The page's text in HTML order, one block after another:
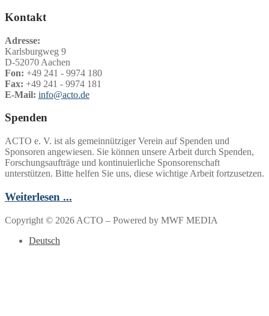
Kontakt
Adresse:
Karlsburgweg 9
D-52070 Aachen
Fon: +49 241 - 9974 180
Fax: +49 241 - 9974 181
E-Mail: info@acto.de
Spenden
ACTO e. V. ist als gemeinnütziger Verein auf Spenden und
Sponsoren angewiesen. Sie können unsere Arbeit durch Spenden,
Forschungsaufträge und kontinuierliche Sponsorenschaft
unterstützen. Bitte helfen Sie uns, diese wichtige Arbeit fortzusetzen.
Weiterlesen ...
Copyright © 2026 ACTO – Powered by MWF MEDIA
Deutsch